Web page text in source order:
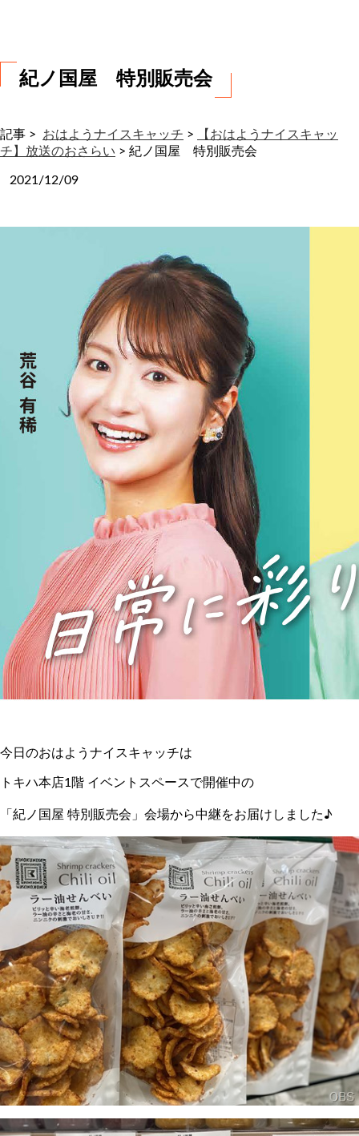
紀ノ国屋 特別販売会
記事 > おはようナイスキャッチ >
【おはようナイスキャッ
チ】放送のおさらい > 紀ノ国屋 特別販売会
2021/12/09
今日のおはようナイスキャッチは
トキハ本店1階 イベントスペースで開催中の
「紀ノ国屋 特別販売会」会場から中継をお届けしました♪